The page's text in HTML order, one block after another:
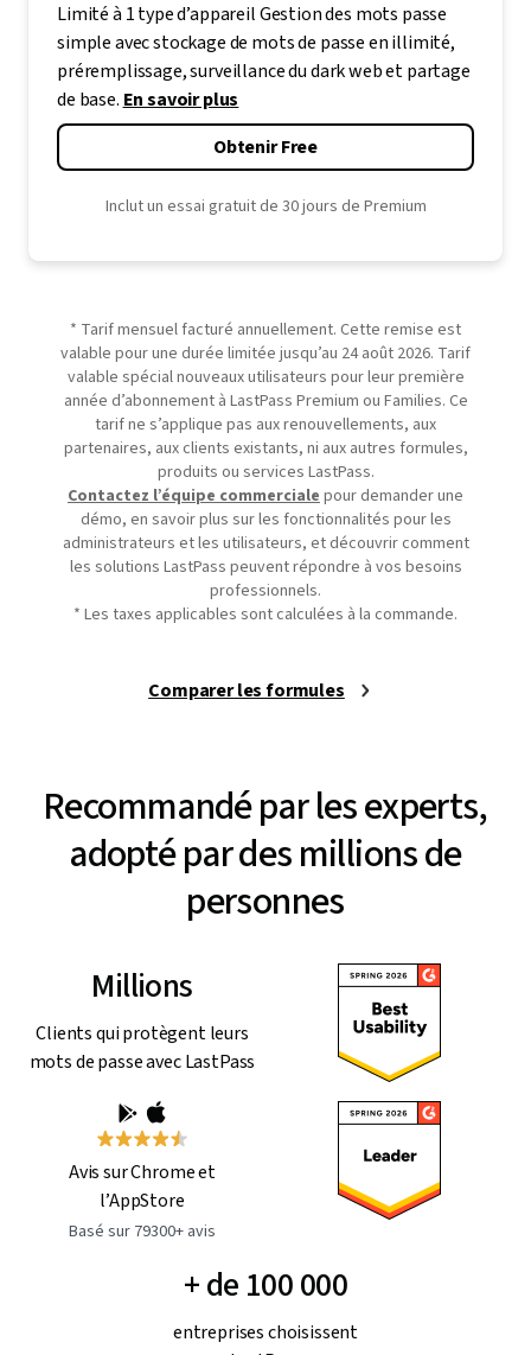
Limité à 1 type d’appareil Gestion des mots passe
simple avec stockage de mots de passe en illimité,
préremplissage, surveillance du dark web et partage
de base. En savoir plus
Obtenir Free
Inclut un essai gratuit de 30 jours de Premium
* Tarif mensuel facturé annuellement. Cette remise est
valable pour une durée limitée jusqu’au 24 août 2026. Tarif
valable spécial nouveaux utilisateurs pour leur première
année d’abonnement à LastPass Premium ou Families. Ce
tarif ne s’applique pas aux renouvellements, aux
partenaires, aux clients existants, ni aux autres formules,
produits ou services LastPass.
Contactez l’équipe commercialepour demander une
démo, en savoir plus sur les fonctionnalités pour les
administrateurs et les utilisateurs, et découvrir comment
les solutions LastPass peuvent répondre à vos besoins
professionnels.
* Les taxes applicables sont calculées à la commande.
Comparer les formules
Recommandé par les experts,
adopté par des millions de
personnes
Millions
Clients qui protègent leurs
mots de passe avec LastPass
Avis sur Chrome et
l’AppStore
Basé sur 79300+ avis
+ de 100 000
entreprises choisissent